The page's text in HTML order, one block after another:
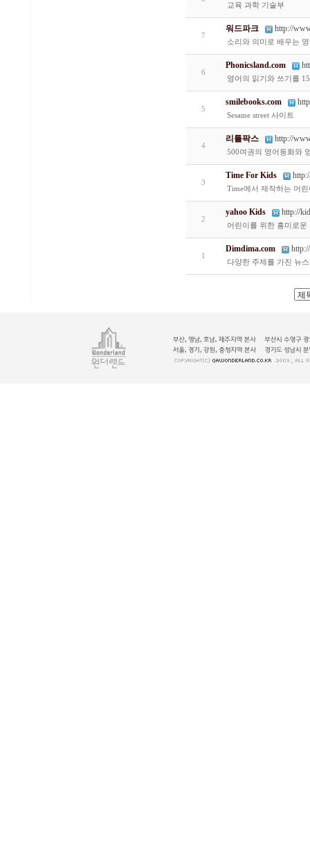
교육 과학 기술부
7
워드파크 http://
소리와 의미로 배우는
6
Phonicsland.com
영어의 읽기와 쓰기를
5
smilebooks.com
Sesame street 사이트
4
리틀팍스 http://
500여권의 영어동화와
3
Time For Kids
Time에서 제작하는 어
2
yahoo Kids http://
어린이를 위한 흥미로
1
Dimdima.com
다양한 주제를 가진 뉴